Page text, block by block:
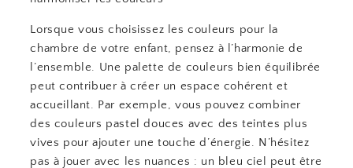
Lorsque vous choisissez les couleurs pour la
chambre de votre enfant, pensez à l’harmonie de
l’ensemble. Une palette de couleurs bien équilibrée
peut contribuer à créer un espace cohérent et
accueillant. Par exemple, vous pouvez combiner
des couleurs pastel douces avec des teintes plus
vives pour ajouter une touche d’énergie. N’hésitez
pas à jouer avec les nuances : un bleu ciel peut être